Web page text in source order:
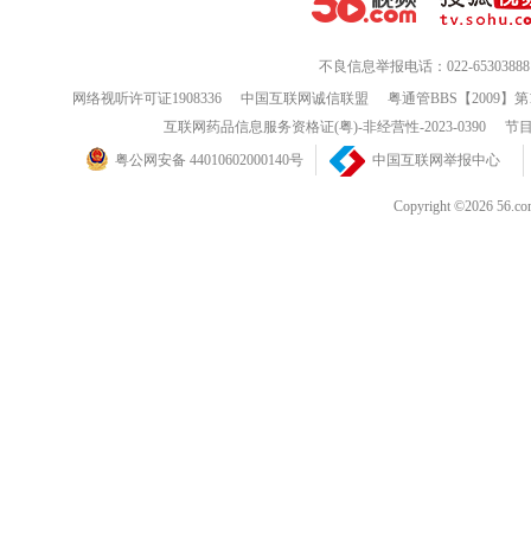
不良信息举报电话：022-65303888
网络视听许可证1908336
中国互联网诚信联盟
粤通管BBS【2009】
互联网药品信息服务资格证(粤)-非经营性-2023-0390
节
粤公网安备 44010602000140号
中国互联网举报中心
Copyright ©2026